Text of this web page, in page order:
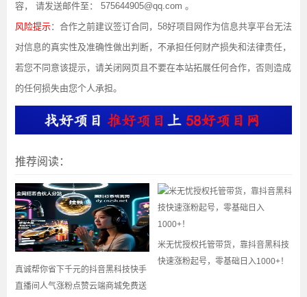
容， 请发送邮件至： 575644905@qq.com 。
风险提示：合作之前建议签订合同，58好项目网作为信息共享平台无法
对信息的真实性及准确性做出判断，不承担任何财产损失和法律责任，
若您不同意该提示，请关闭网页且不要在本站拓展任何合作，否则造成
的任何损失由您个人承担。
推荐阅读：
真诚帮你省下千元的抖音黑科技快手
直播间人气涨粉点赞云端商城免费送
米无忧授权托管带货，靠抖音黑科技
快速涨粉起号，零基础日入1000+！